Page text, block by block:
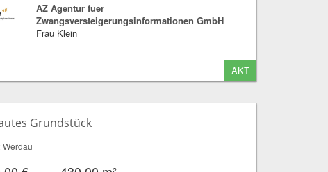
AZ Agentur fuer
Zwangsversteigerungsinformationen GmbH
Frau Klein
AKT
Grundstück